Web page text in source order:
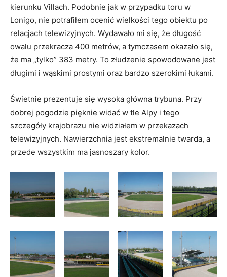
kierunku Villach. Podobnie jak w przypadku toru w
Lonigo, nie potrafiłem ocenić wielkości tego obiektu po
relacjach telewizyjnych. Wydawało mi się, że długość
owalu przekracza 400 metrów, a tymczasem okazało się,
że ma „tylko” 383 metry. To złudzenie spowodowane jest
długimi i wąskimi prostymi oraz bardzo szerokimi łukami.
Świetnie prezentuje się wysoka główna trybuna. Przy
dobrej pogodzie pięknie widać w tle Alpy i tego
szczegóły krajobrazu nie widziałem w przekazach
telewizyjnych. Nawierzchnia jest ekstremalnie twarda, a
przede wszystkim ma jasnoszary kolor.